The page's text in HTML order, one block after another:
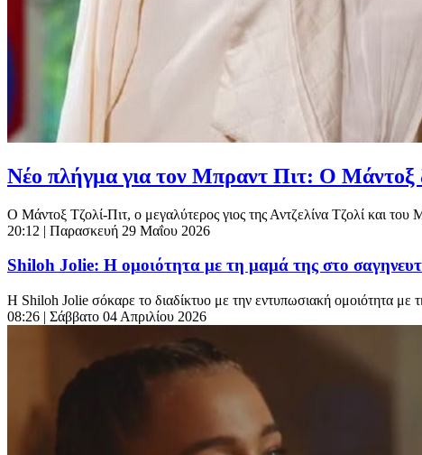
Νέο πλήγμα για τον Μπραντ Πιτ: Ο Μάντοξ
Ο Μάντοξ Τζολί-Πιτ, ο μεγαλύτερος γιος της Αντζελίνα Τζολί και
20:12 | Παρασκευή 29 Μαΐου 2026
Shiloh Jolie: Η ομοιότητα με τη μαμά της στο
Η Shiloh Jolie σόκαρε το διαδίκτυο με την εντυπωσιακή ομοιότητα με
08:26 | Σάββατο 04 Απριλίου 2026